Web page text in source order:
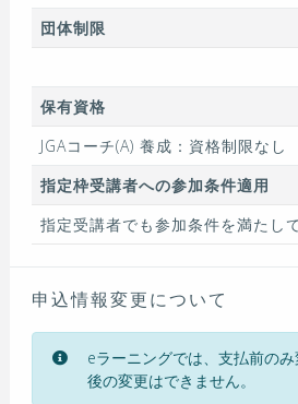
団体制限
保有資格
JGAコーチ(A) 養成：資格制限なし
指定枠受講者への参加条件適用
指定受講者でも参加条件を満たし
申込情報変更について
eラーニングでは、支払前の
後の変更はできません。